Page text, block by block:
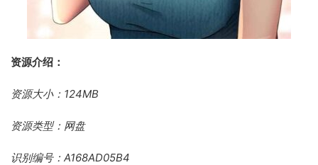
资源介绍：
资源大小：124MB
资源类型：网盘
识别编号：A168AD05B4